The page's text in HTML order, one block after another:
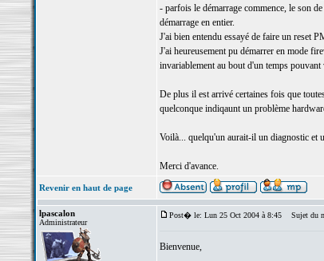
- parfois le démarrage commence, le son
démarrage en entier.
J'ai bien entendu essayé de faire un
J'ai heureusement pu démarrer en mode
invariablement au bout d'un temps
De plus il est arrivé certaines fois que
quelconque indiqaunt un problème
Voilà... quelqu'un aurait-il un diagnostic et
Merci d'avance.
Revenir en haut de page
lpascalon
Administrateur
Post� le: Lun 25 Oct 2004 à 8:45 Sujet du
Bienvenue,